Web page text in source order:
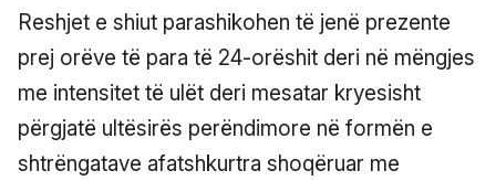
Reshjet e shiut parashikohen të jenë prezente
prej orëve të para të 24-orëshit deri në mëngjes
me intensitet të ulët deri mesatar kryesisht
përgjatë ultësirës perëndimore në formën e
shtrëngatave afatshkurtra shoqëruar me